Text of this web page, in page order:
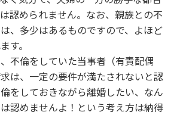
認められません。なお、親族との不
、多少はあるものですので、よほど
す。
不倫をしていた当事者（有責配偶
は、一定の要件が満たされないと認
をしておきながら離婚したい、なん
認めませんよ！という考え方は納得